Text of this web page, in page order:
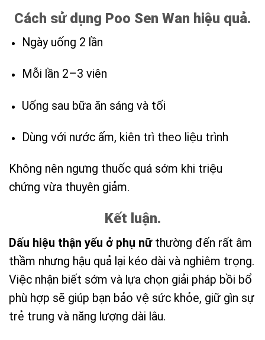
Cách sử dụng Poo Sen Wan hiệu quả.
Ngày uống 2 lần
Mỗi lần 2–3 viên
Uống sau bữa ăn sáng và tối
Dùng với nước ấm, kiên trì theo liệu trình
Không nên ngưng thuốc quá sớm khi triệu
chứng vừa thuyên giảm.
Kết luận.
Dấu hiệu thận yếu ở phụ nữthường đến rất âm
thầm nhưng hậu quả lại kéo dài và nghiêm trọng.
Việc nhận biết sớm và lựa chọn giải pháp bồi bổ
phù hợp sẽ giúp bạn bảo vệ sức khỏe, giữ gìn sự
trẻ trung và năng lượng dài lâu.